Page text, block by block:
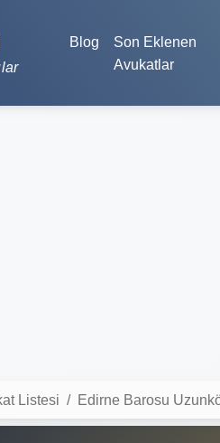
Blog
Son Eklenen
Avukatlar
Listesi Edirne Barosu